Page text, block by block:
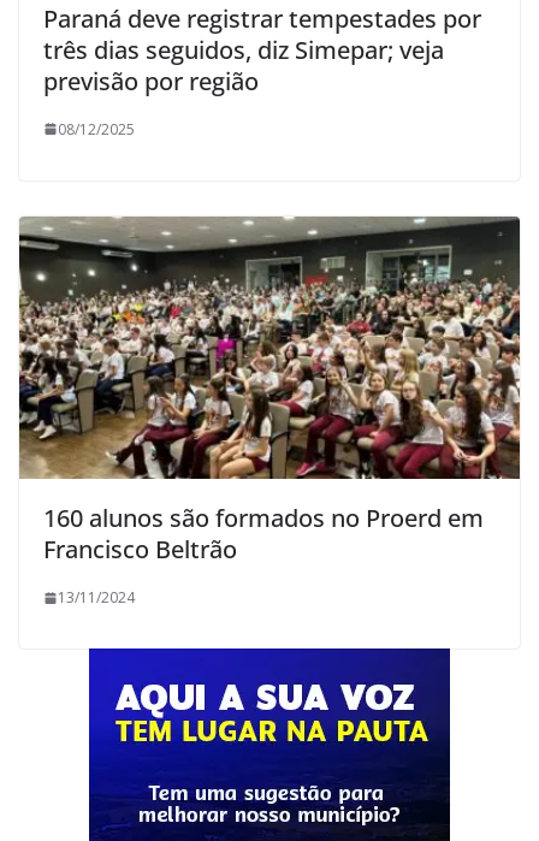
Paraná deve registrar tempestades por
três dias seguidos, diz Simepar; veja
previsão por região
08/12/2025
160 alunos são formados no Proerd em
Francisco Beltrão
13/11/2024